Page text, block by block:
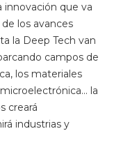
innovación que va
los avances
la Deep Tech van
campos de
los materiales
la
creará
industrias y